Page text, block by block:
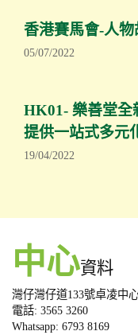
香港賽馬會-人
05/07/2022
HK01- 樂善堂
提供一站式多元
19/04/2022
中心資料
灣仔灣仔道133號卓凌中
電話: 3565 3260
Whatsapp: 6793 8169